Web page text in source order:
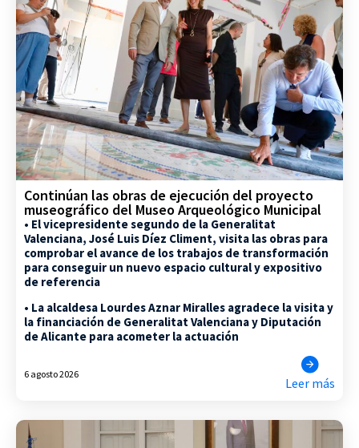
Continúan las obras de ejecución del proyecto
museográfico del Museo Arqueológico Municipal
• El vicepresidente segundo de la Generalitat
Valenciana, José Luis Díez Climent, visita las obras para
comprobar el avance de los trabajos de transformación
para conseguir un nuevo espacio cultural y expositivo
de referencia
• La alcaldesa Lourdes Aznar Miralles agradece la visita y
la financiación de Generalitat Valenciana y Diputación
de Alicante para acometer la actuación
6 agosto 2026
Leer más